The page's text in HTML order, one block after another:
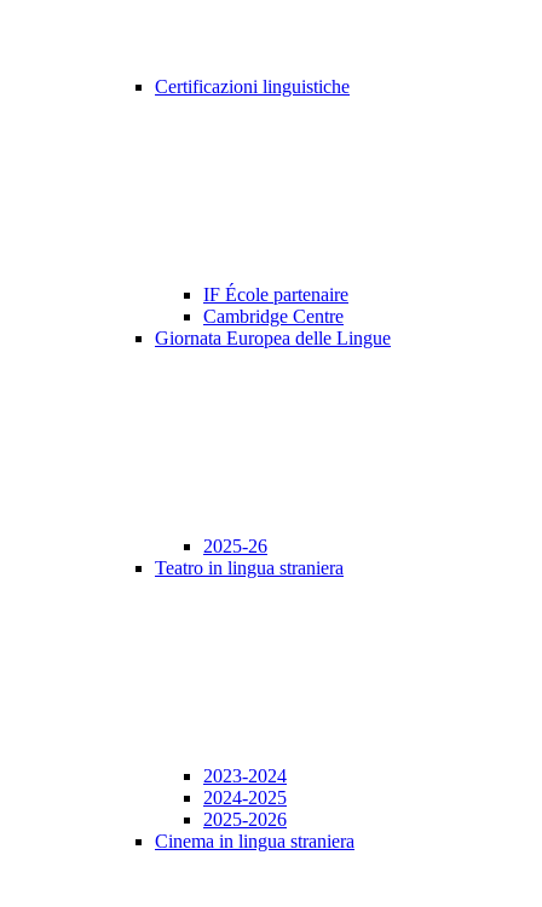
Certificazioni linguistiche
IF École partenaire
Cambridge Centre
Giornata Europea delle Lingue
2025-26
Teatro in lingua straniera
2023-2024
2024-2025
2025-2026
Cinema in lingua straniera